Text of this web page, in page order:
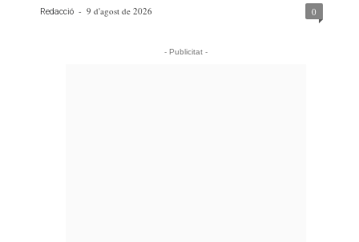
Redacció - 9 d'agost de 2026 0
- Publicitat -